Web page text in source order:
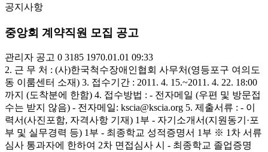
공지사항
중앙회 계약직원 모집 공고
관리자 공고 0 3185 1970.01.01 09:33
2. 근 무 처 : (사)한국척수장애인협회 사무처(영등포구 여의도
동 이룸센터 소재) 3. 접수기간 : 2011. 4. 15.~2011. 4. 22. 18:00
까지 (도착분에 한함) 4. 접수방법 : - 전자메일 (우편 및 방문접
수는 받지 않음) - 전자메일: kscia@kscia.org 5. 제출서류 : - 이
력서(사진포함, 자격사항 기재) 1부 - 자기소개서(지원동기·포
부 및 실무경력 등) 1부 - 최종학교 성적증명서 1부 ※ 1차 서류
심사 통과자에 한하여 2차 면접심사 시 - 최종학교 졸업증명